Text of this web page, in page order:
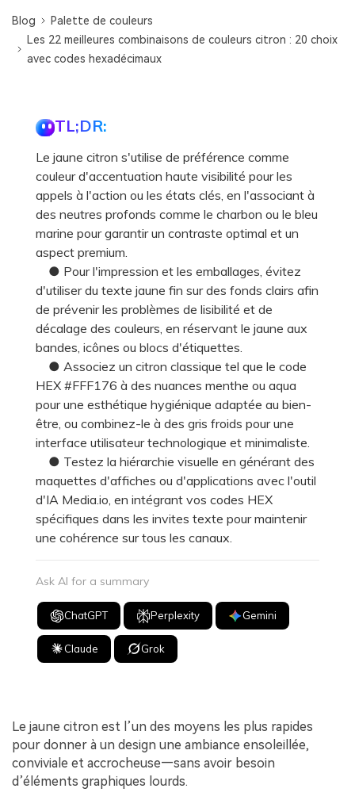
Blog
Palette de couleurs
Les 22 meilleures combinaisons de couleurs citron : 20 choix
avec codes hexadécimaux
TL;DR:
Le jaune citron s'utilise de préférence comme
couleur d'accentuation haute visibilité pour les
appels à l'action ou les états clés, en l'associant à
des neutres profonds comme le charbon ou le bleu
marine pour garantir un contraste optimal et un
aspect premium.
● Pour l'impression et les emballages, évitez
d'utiliser du texte jaune fin sur des fonds clairs afin
de prévenir les problèmes de lisibilité et de
décalage des couleurs, en réservant le jaune aux
bandes, icônes ou blocs d'étiquettes.
● Associez un citron classique tel que le code
HEX #FFF176 à des nuances menthe ou aqua
pour une esthétique hygiénique adaptée au bien-
être, ou combinez-le à des gris froids pour une
interface utilisateur technologique et minimaliste.
● Testez la hiérarchie visuelle en générant des
maquettes d'affiches ou d'applications avec l'outil
d'IA Media.io, en intégrant vos codes HEX
spécifiques dans les invites texte pour maintenir
une cohérence sur tous les canaux.
Ask AI for a summary
ChatGPT Perplexity Gemini
Claude Grok
Le jaune citron est l’un des moyens les plus rapides
pour donner à un design une ambiance ensoleillée,
conviviale et accrocheuse—sans avoir besoin
d’éléments graphiques lourds.